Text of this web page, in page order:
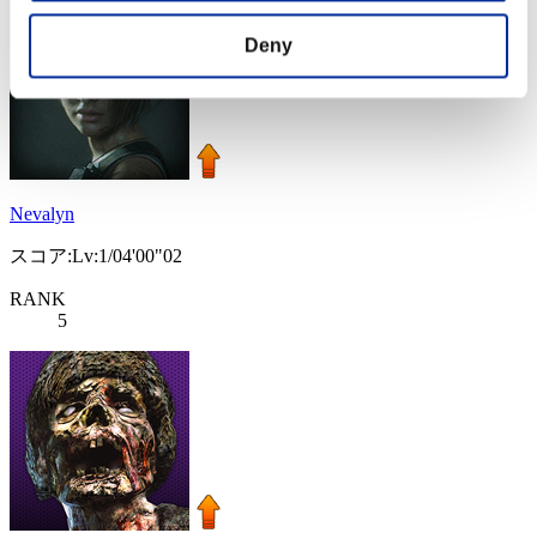
Deny
Nevalyn
スコア:Lv:1/04'00"02
RANK
5